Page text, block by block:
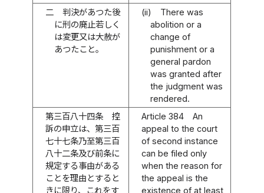
二
判決があつた後
に刑の廃止若しく
は変更又は大赦が
あつたこと。
(ii)
There was
abolition or a
change of
punishment or a
general pardon
was granted after
the judgment was
rendered.
第三百八十四条
控
訴の申立は、第三百
七十七条乃至第三百
八十二条及び前条に
規定する事由がある
ことを理由とすると
きに限り、これをす
Article 384
An
appeal to the court
of second instance
can be filed only
when the reason for
the appeal is the
existence of at least